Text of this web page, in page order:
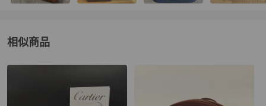
相似商品
更多相似Cartier女包推薦精品